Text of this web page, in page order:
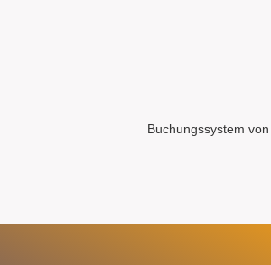
Buchungssystem von